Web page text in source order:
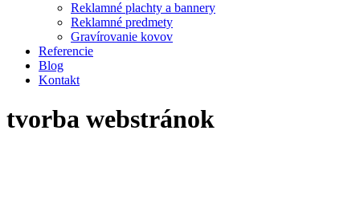
Reklamné plachty a bannery
Reklamné predmety
Gravírovanie kovov
Referencie
Blog
Kontakt
tvorba webstránok